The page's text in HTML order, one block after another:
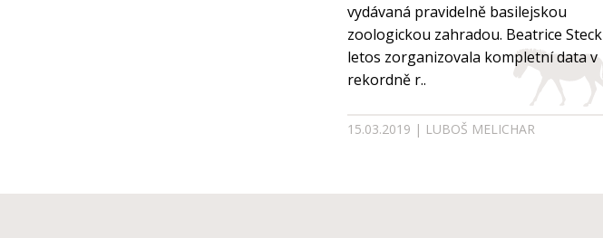
Zapomenuté heslo
vydávaná pravidelně basilejskou
zoologickou zahradou. Beatrice Steck
letos zorganizovala kompletní data v
rekordně r..
15.03.2019 | LUBOŠ MELICHAR